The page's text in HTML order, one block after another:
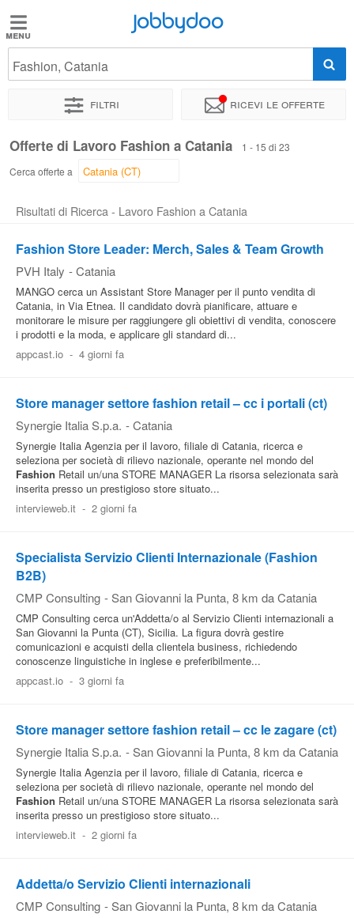
Jobbydoo
Offerte
Stipendi
Elenco
professioni
Blog
Offerte
Area
Aziende
Jobbydoo
Fashion, Catania
Filtri Ricevi le offerte
Offerte di Lavoro Fashion a Catania
1 - 15 di 23
Cerca offerte a
Risultati di Ricerca - Lavoro Fashion a Catania
Fashion Store Leader: Merch, Sales & Team Growth
PVH Italy - Catania
MANGO cerca un Assistant Store Manager per il punto vendita di
Catania, in Via Etnea. Il candidato dovrà pianificare, attuare e
monitorare le misure per raggiungere gli obiettivi di vendita, conoscere
i prodotti e la moda, e applicare gli standard di...
appcast.io - 4 giorni fa
Store manager settore fashion retail – cc i portali (ct)
Synergie Italia S.p.a. - Catania
Synergie Italia Agenzia per il lavoro, filiale di Catania, ricerca e
seleziona per società di rilievo nazionale, operante nel mondo del
Fashion Retail un/una STORE MANAGER La risorsa selezionata sarà
inserita presso un prestigioso store situato...
intervieweb.it - 2 giorni fa
Specialista Servizio Clienti Internazionale (Fashion
B2B)
CMP Consulting - San Giovanni la Punta, 8 km da Catania
CMP Consulting cerca un'Addetta/o al Servizio Clienti internazionali a
San Giovanni la Punta (CT), Sicilia. La figura dovrà gestire
comunicazioni e acquisti della clientela business, richiedendo
conoscenze linguistiche in inglese e preferibilmente...
appcast.io - 3 giorni fa
Store manager settore fashion retail – cc le zagare (ct)
Synergie Italia S.p.a. - San Giovanni la Punta, 8 km da Catania
Synergie Italia Agenzia per il lavoro, filiale di Catania, ricerca e
seleziona per società di rilievo nazionale, operante nel mondo del
Fashion Retail un/una STORE MANAGER La risorsa selezionata sarà
inserita presso un prestigioso store situato...
intervieweb.it - 2 giorni fa
Addetta/o Servizio Clienti internazionali
CMP Consulting - San Giovanni la Punta, 8 km da Catania